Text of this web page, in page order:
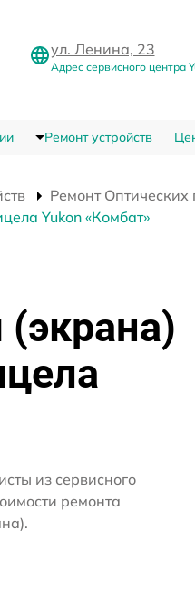
ул. Ленина, 23
Адрес сервисного центра
Ремонт устройств
Ремонт Оптических
Yukon «Комбат»
из сервисного
ремонта